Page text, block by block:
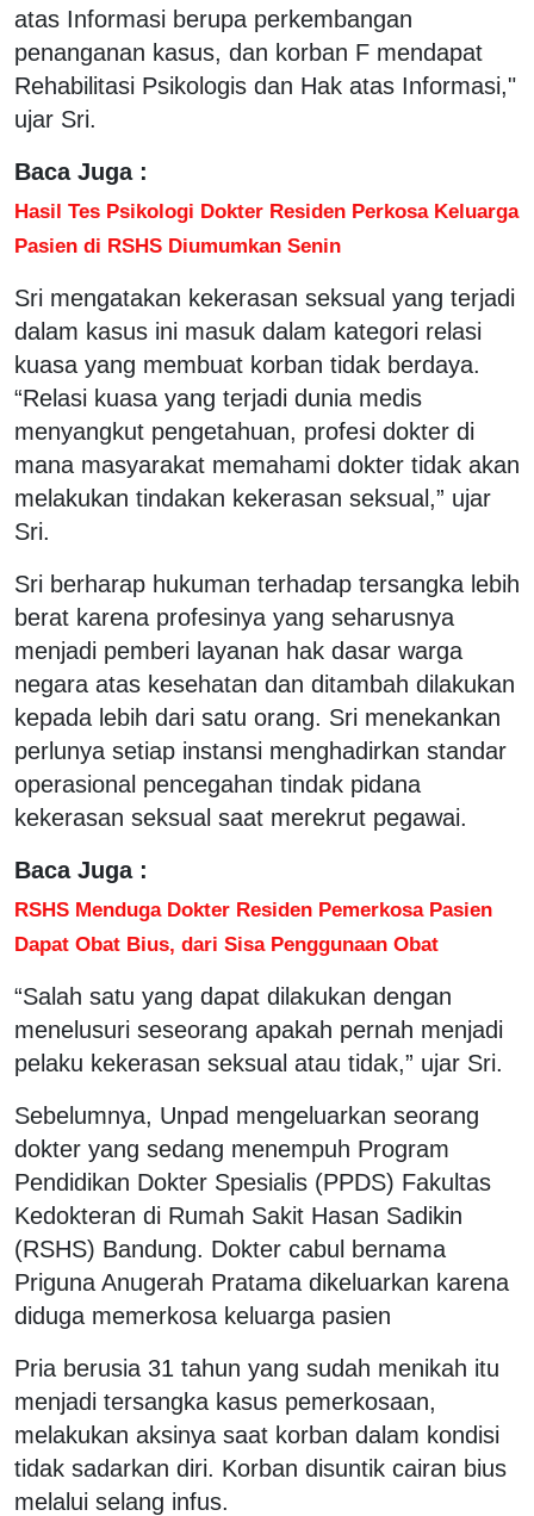
atas Informasi berupa perkembangan
penanganan kasus, dan korban F mendapat
Rehabilitasi Psikologis dan Hak atas Informasi,"
ujar Sri.
Baca Juga :
Hasil Tes Psikologi Dokter Residen Perkosa Keluarga
Pasien di RSHS Diumumkan Senin
Sri mengatakan kekerasan seksual yang terjadi
dalam kasus ini masuk dalam kategori relasi
kuasa yang membuat korban tidak berdaya.
“Relasi kuasa yang terjadi dunia medis
menyangkut pengetahuan, profesi dokter di
mana masyarakat memahami dokter tidak akan
melakukan tindakan kekerasan seksual,” ujar
Sri.
Sri berharap hukuman terhadap tersangka lebih
berat karena profesinya yang seharusnya
menjadi pemberi layanan hak dasar warga
negara atas kesehatan dan ditambah dilakukan
kepada lebih dari satu orang. Sri menekankan
perlunya setiap instansi menghadirkan standar
operasional pencegahan tindak pidana
kekerasan seksual saat merekrut pegawai.
Baca Juga :
RSHS Menduga Dokter Residen Pemerkosa Pasien
Dapat Obat Bius, dari Sisa Penggunaan Obat
“Salah satu yang dapat dilakukan dengan
menelusuri seseorang apakah pernah menjadi
pelaku kekerasan seksual atau tidak,” ujar Sri.
Sebelumnya, Unpad mengeluarkan seorang
dokter yang sedang menempuh Program
Pendidikan Dokter Spesialis (PPDS) Fakultas
Kedokteran di Rumah Sakit Hasan Sadikin
(RSHS) Bandung. Dokter cabul bernama
Priguna Anugerah Pratama dikeluarkan karena
diduga memerkosa keluarga pasien
Pria berusia 31 tahun yang sudah menikah itu
menjadi tersangka kasus pemerkosaan,
melakukan aksinya saat korban dalam kondisi
tidak sadarkan diri. Korban disuntik cairan bius
melalui selang infus.